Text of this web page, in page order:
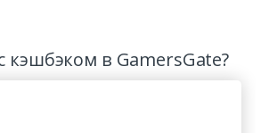
кэшбэком в GamersGate?